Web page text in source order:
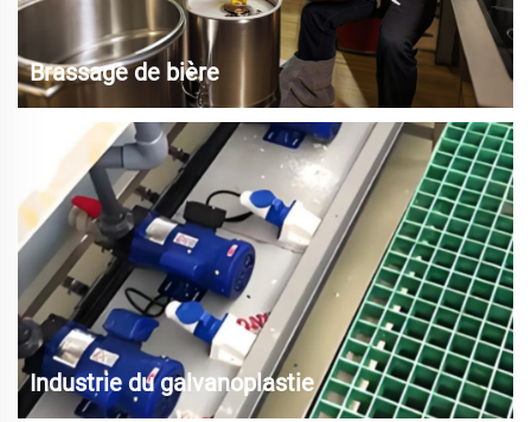
Brassage de bière
transfert de la bière vers l'emballage, nettoyage et maintenance.
Industrie du galvanoplastie